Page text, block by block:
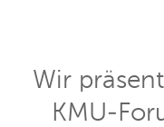
Wir
KMU-